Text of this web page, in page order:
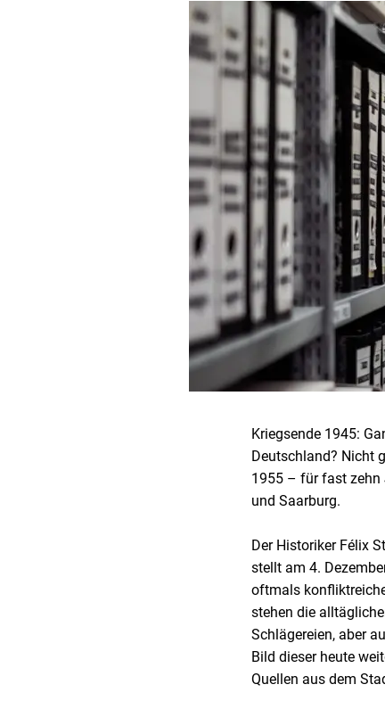
Kriegsende 1945:
Deutschland? Nicht
1955 – für fast zehn
und Saarburg.
Der Historiker Félix
stellt am 4.
oftmals
stehen die
Schlägereien, aber
Bild dieser heute
Quellen aus dem